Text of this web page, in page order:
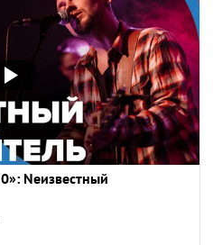
Nеизвестный